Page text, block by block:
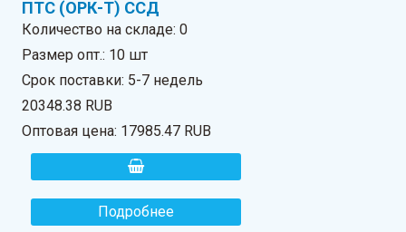
ПТС (ОРК-Т) ССД
Количество на складе:0
Размер опт.: 10 шт
Срок поставки: 5-7 недель
20348.38 RUB
Оптовая цена: 17985.47 RUB
Подробнее